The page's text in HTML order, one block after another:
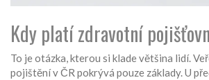
Kdy platí zdravotní
To je otázka, kterou si klade většina lidí.
pojištění v ČR pokrývá pouze základy. U